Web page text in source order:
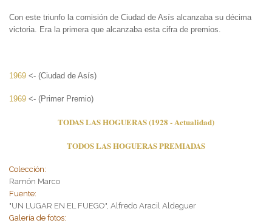
Con este triunfo la comisión de Ciudad de Asís alcanzaba su décima
victoria. Era la primera que alcanzaba esta cifra de premios.
1969 <- (Ciudad de Asís)
1969 <- (Primer Premio)
TODAS LAS HOGUERAS (1928 - Actualidad)
TODOS LAS HOGUERAS PREMIADAS
Colección:
Ramón Marco
Fuente:
"UN LUGAR EN EL FUEGO", Alfredo Aracil Aldeguer
Galería de fotos: